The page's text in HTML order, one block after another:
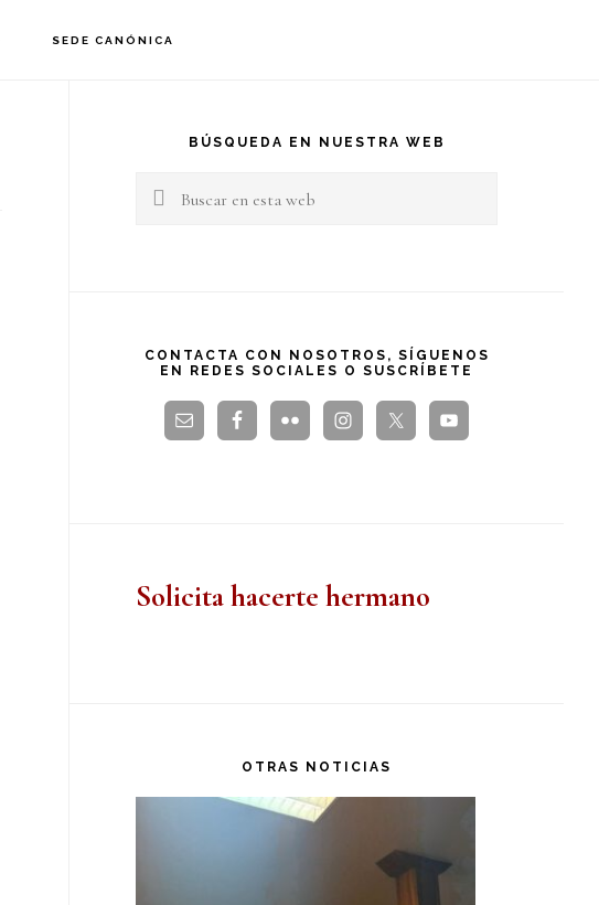
SEDE CANÓNICA
principal
BÚSQUEDA EN NUESTRA WEB
Buscar
CONTACTA CON NOSOTROS, SÍGUENOS
EN REDES SOCIALES O SUSCRÍBETE
Solicita hacerte hermano
OTRAS NOTICIAS